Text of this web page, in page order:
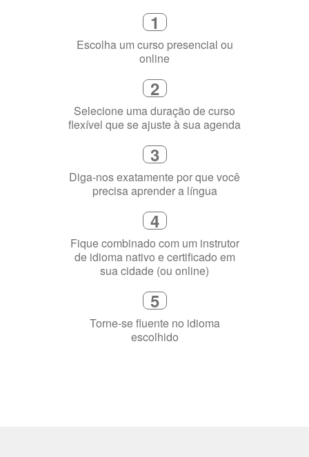
1
Escolha um curso presencial ou
online
2
Selecione uma duração de curso
flexível que se ajuste à sua agenda
3
Diga-nos exatamente por que você
precisa aprender a língua
4
Fique combinado com um instrutor
de idioma nativo e certificado em
sua cidade (ou online)
5
Torne-se fluente no idioma
escolhido